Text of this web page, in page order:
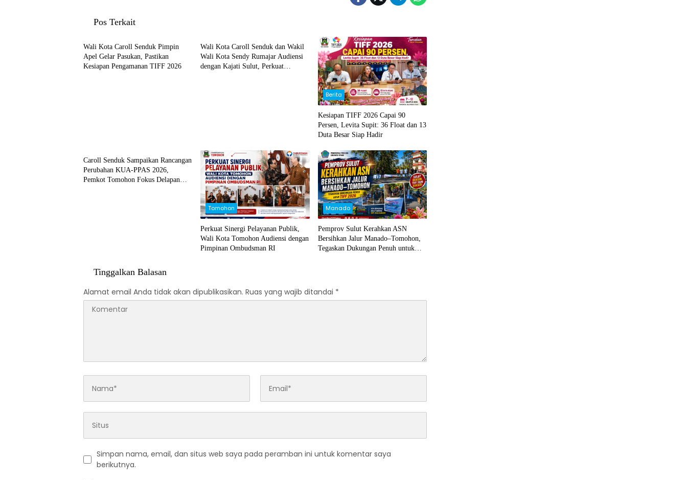
Pos Terkait
Tomohon
Wali Kota Caroll Senduk Pimpin
Apel Gelar Pasukan, Pastikan
Kesiapan Pengamanan TIFF 2026
Wali Kota Caroll Senduk dan Wakil
Wali Kota Sendy Rumajar Audiensi
dengan Kajati Sulut, Perkuat
Berita
Kesiapan TIFF 2026 Capai 90
Persen, Levita Supit: 36 Float dan 13
Duta Besar Siap Hadir
Caroll Senduk Sampaikan Rancangan
Perubahan KUA-PPAS 2026,
Pemkot Tomohon Fokus Delapan
Tomohon
Perkuat Sinergi Pelayanan Publik,
Wali Kota Tomohon Audiensi dengan
Pimpinan Ombudsman RI
Manado
Pemprov Sulut Kerahkan ASN
Bersihkan Jalur Manado–Tomohon,
Tegaskan Dukungan Penuh untuk
Tinggalkan Balasan
Alamat email Anda tidak akan dipublikasikan. Ruas yang wajib ditandai *
Simpan nama, email, dan situs web saya pada peramban ini untuk komentar saya
berikutnya.